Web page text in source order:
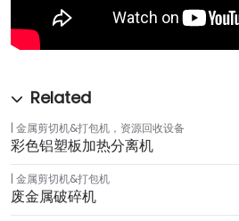
金属剪切机&打包机 ， 资源回收设备
彩色铝塑板加热分离机
金属剪切机&打包机
废金属破碎机